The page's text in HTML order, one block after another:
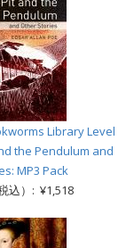
Library Level
the Pendulum and
MP3 Pack
込）: ¥1,518